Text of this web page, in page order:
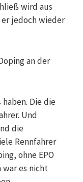
wird aus
jedoch wieder
an der
haben. Die die
Und
die
Rennfahrer
ohne EPO
war es nicht